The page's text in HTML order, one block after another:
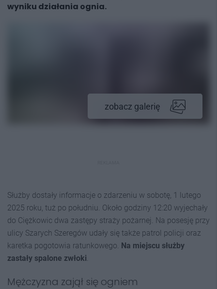
wyniku działania ognia.
zobacz galerię
Służby dostały informacje o zdarzeniu w sobotę, 1 lutego
2025 roku, tuż po południu. Około godziny 12:20 wyjechały
do Ciężkowic dwa zastępy straży pożarnej. Na posesję przy
ulicy Szarych Szeregów udały się także patrol policji oraz
karetka pogotowia ratunkowego. Na miejscu służby
zastały spalone zwłoki.
Mężczyzna zajął się ogniem